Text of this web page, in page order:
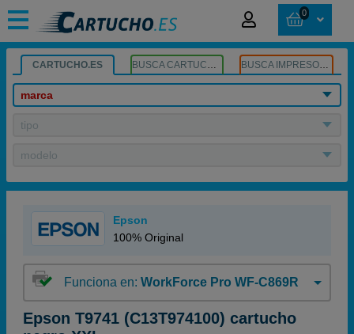
0
CARTUCHO.ES BUSCA CARTUCHOS BUSCA IMPRESORA
marca
tipo
modelo
Epson
100% Original
Funciona en: WorkForce Pro WF-C869R
Epson T9741 (C13T974100) cartucho